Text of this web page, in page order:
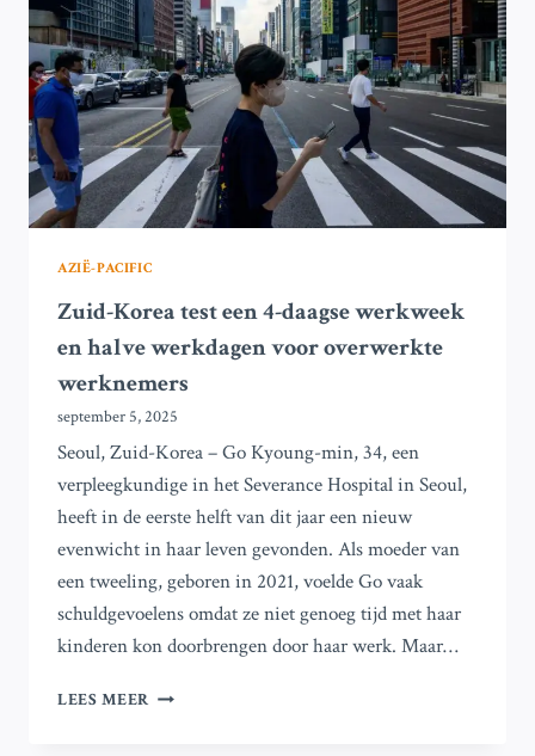
OP
DE
OORZAKEN
EN
OPLOSSINGEN
AZIË-PACIFIC
Zuid-Korea test een 4-daagse werkweek
en halve werkdagen voor overwerkte
werknemers
september 5, 2025
Seoul, Zuid-Korea – Go Kyoung-min, 34, een
verpleegkundige in het Severance Hospital in Seoul,
heeft in de eerste helft van dit jaar een nieuw
evenwicht in haar leven gevonden. Als moeder van
een tweeling, geboren in 2021, voelde Go vaak
schuldgevoelens omdat ze niet genoeg tijd met haar
kinderen kon doorbrengen door haar werk. Maar…
LEES MEER ZUID-